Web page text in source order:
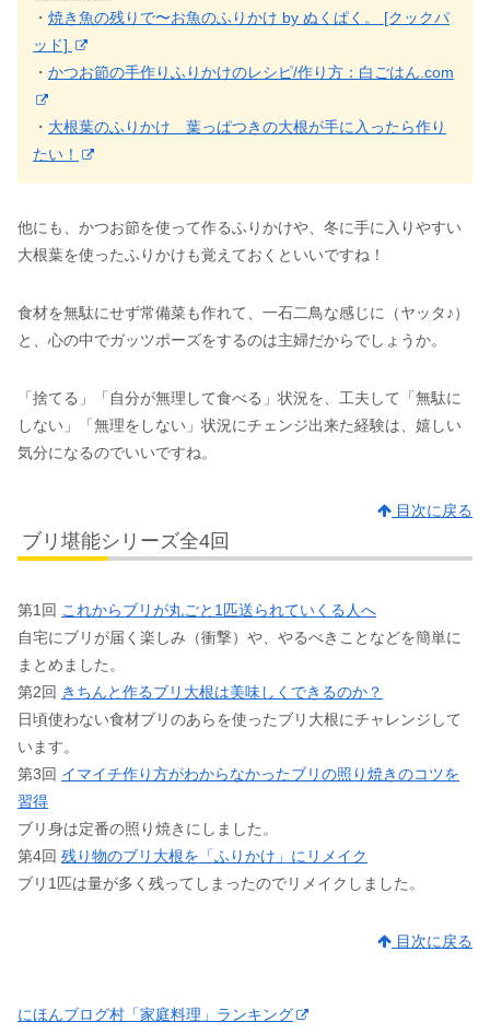
・ 焼き魚の残りで〜お魚のふりかけ by ぬくぱく。 [クックパ
ッド]
・ かつお節の手作りふりかけのレシピ/作り方：白ごはん.com
・ 大根葉のふりかけ 葉っぱつきの大根が手に入ったら作り
たい！
他にも、かつお節を使って作るふりかけや、冬に手に入りやすい
大根葉を使ったふりかけも覚えておくといいですね！
食材を無駄にせず常備菜も作れて、一石二鳥な感じに（ヤッタ♪）
と、心の中でガッツポーズをするのは主婦だからでしょうか。
「捨てる」「自分が無理して食べる」状況を、工夫して「無駄に
しない」「無理をしない」状況にチェンジ出来た経験は、嬉しい
気分になるのでいいですね。
目次に戻る
ブリ堪能シリーズ全4回
第1回 これからブリが丸ごと1匹送られていくる人へ
自宅にブリが届く楽しみ（衝撃）や、やるべきことなどを簡単に
まとめました。
第2回 きちんと作るブリ大根は美味しくできるのか？
日頃使わない食材ブリのあらを使ったブリ大根にチャレンジして
います。
第3回 イマイチ作り方がわからなかったブリの照り焼きのコツを
習得
ブリ身は定番の照り焼きにしました。
第4回 残り物のブリ大根を「ふりかけ」にリメイク
ブリ1匹は量が多く残ってしまったのでリメイクしました。
目次に戻る
にほんブログ村「家庭料理」ランキング